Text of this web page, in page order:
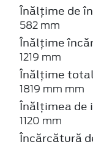
Înălțime de
582 mm
Înălțime
1219 mm
Înălțime
1819 mm mm
Înălțimea de
1120 mm
Încărcătură